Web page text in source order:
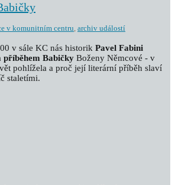
v komunitním centru, archiv událostí
v sále KC nás historik Pavel Fabini
příběhem Babičky Boženy Němcové - v
pohlížela a proč její literární příběh slaví
staletími.